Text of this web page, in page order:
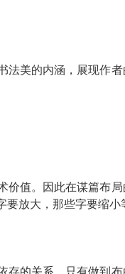
美的内涵，展现作
值。因此在谋篇布
放大，那些字要缩小
的关系。只有做到